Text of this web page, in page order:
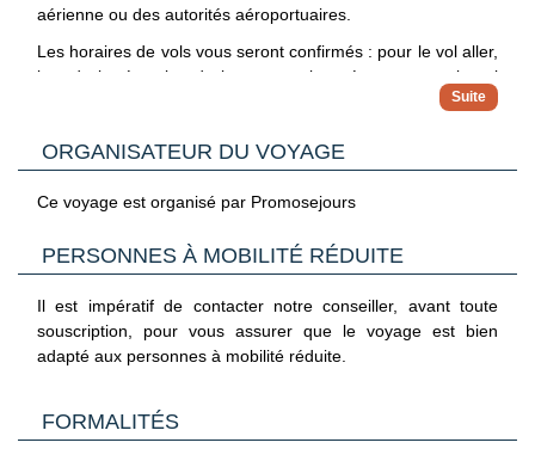
aérienne ou des autorités aéroportuaires.
Les horaires de vols vous seront confirmés : pour le vol aller,
lors de la réception de la convocation aéroport, pour le vol
retour directement sur place par notre représentant à
Nous vous proposons en complément de nos départs de
Paris, des séjours au départ de Province (en train ou en
avion). Les horaires et le mode d’acheminement vous seront
voyages.
ORGANISATEUR DU VOYAGE
Ce voyage est organisé par Promosejours
PERSONNES À MOBILITÉ RÉDUITE
Il est impératif de contacter notre conseiller, avant toute
souscription, pour vous assurer que le voyage est bien
adapté aux personnes à mobilité réduite.
FORMALITÉS